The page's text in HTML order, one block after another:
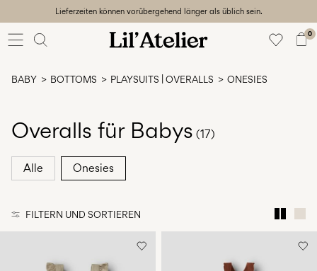
Lieferzeiten können vorübergehend länger als üblich sein.
0
Baby
Unisex
56-
BABY BOTTOMS PLAYSUITS | OVERALLS ONESIES
Overalls für Babys (17)
Alle Onesies
FILTERN UND SORTIEREN